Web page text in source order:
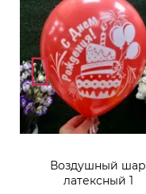
Воздушный шар
латексный 1